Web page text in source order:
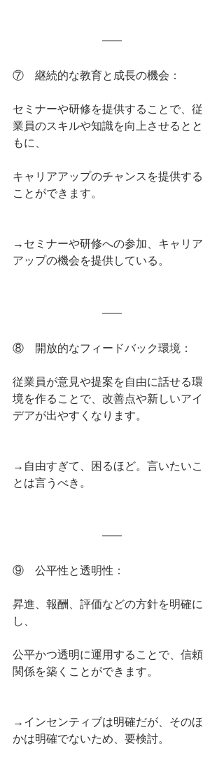
⑦    継続的な教育と成長の機会：
セミナーや研修を提供することで、従
業員のスキルや知識を向上させるとと
もに、
キャリアアップのチャンスを提供する
ことができます。
→セミナーや研修への参加、キャリア
アップの機会を提供している。
⑧    開放的なフィードバック環境：
従業員が意見や提案を自由に話せる環
境を作ることで、改善点や新しいアイ
デアが出やすくなります。
→自由すぎて、困るほど。言いたいこ
とは言うべき。
⑨    公平性と透明性：
昇進、報酬、評価などの方針を明確に
し、
公平かつ透明に運用することで、信頼
関係を築くことができます。
→インセンティブは明確だが、そのほ
かは明確でないため、要検討。